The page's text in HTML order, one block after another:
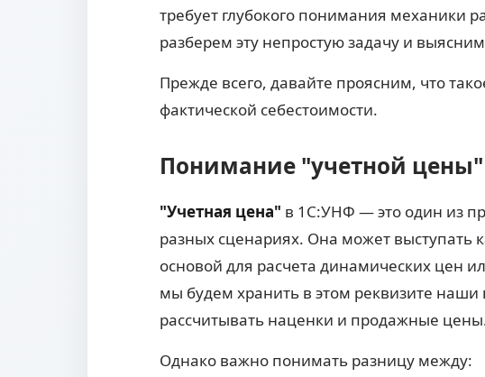
требует глубокого понимания механики
разберем эту непростую задачу и
Прежде всего, давайте проясним, что
фактической себестоимости.
Понимание "учетной
"Учетная цена" в 1С:УНФ — это один из
разных сценариях. Она может выступать
основой для расчета динамических цен
мы будем хранить в этом реквизите
рассчитывать наценки и продажные
Однако важно понимать разницу между: